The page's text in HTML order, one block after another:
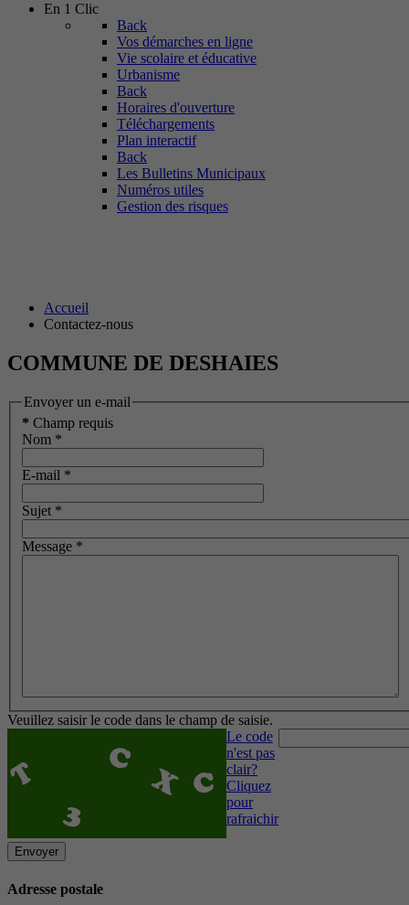
En 1 Clic
Back
Vos démarches en ligne
Vie scolaire et éducative
Urbanisme
Back
Horaires d'ouverture
Téléchargements
Plan interactif
Back
Les Bulletins Municipaux
Numéros utiles
Gestion des risques
Accueil
Contactez-nous
COMMUNE DE DESHAIES
Envoyer un e-mail
* Champ requis
Nom *
E-mail *
Sujet *
Message *
Veuillez saisir le code dans le champ de saisie.
Le code
n'est pas
clair?
Cliquez
pour
rafraichir
Envoyer
Adresse postale